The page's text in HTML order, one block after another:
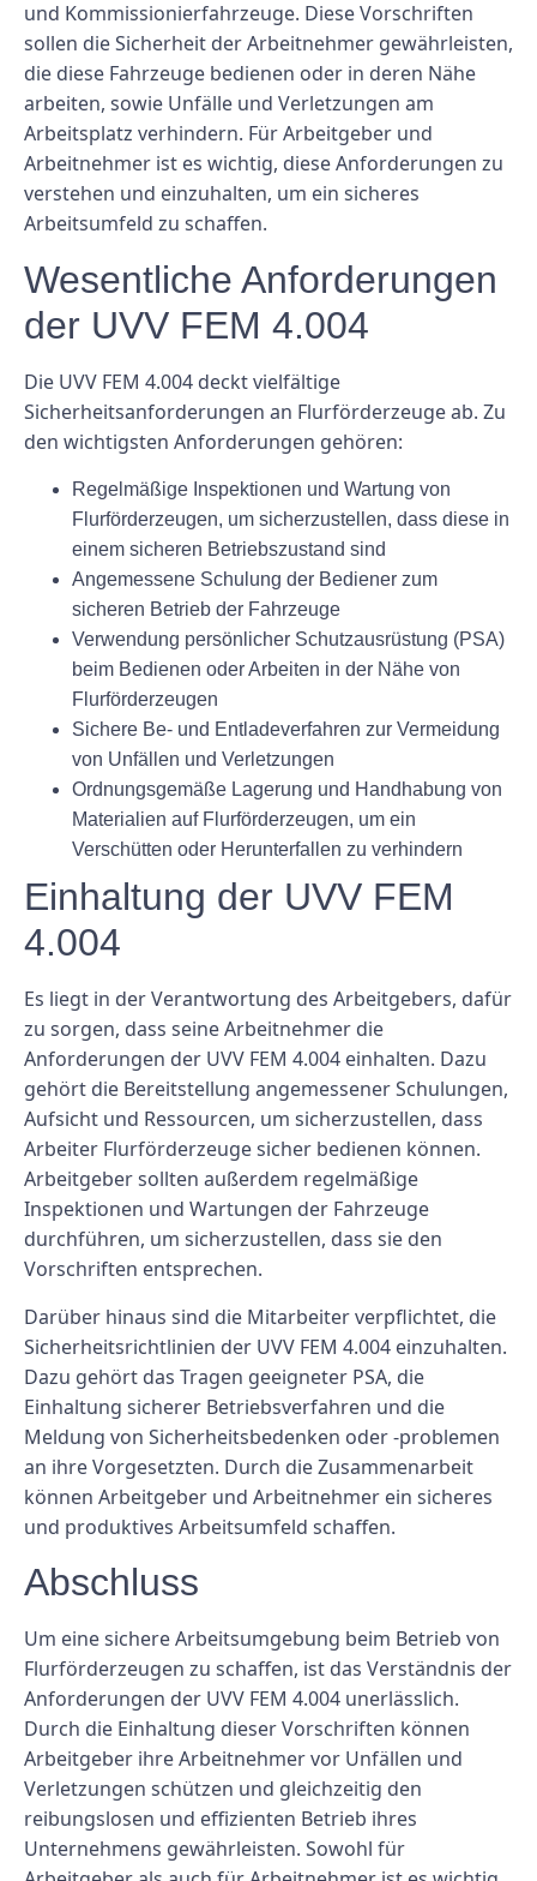
und Kommissionierfahrzeuge. Diese Vorschriften
sollen die Sicherheit der Arbeitnehmer gewährleisten,
die diese Fahrzeuge bedienen oder in deren Nähe
arbeiten, sowie Unfälle und Verletzungen am
Arbeitsplatz verhindern. Für Arbeitgeber und
Arbeitnehmer ist es wichtig, diese Anforderungen zu
verstehen und einzuhalten, um ein sicheres
Arbeitsumfeld zu schaffen.
Wesentliche Anforderungen
der UVV FEM 4.004
Die UVV FEM 4.004 deckt vielfältige
Sicherheitsanforderungen an Flurförderzeuge ab. Zu
den wichtigsten Anforderungen gehören:
Regelmäßige Inspektionen und Wartung von
Flurförderzeugen, um sicherzustellen, dass diese in
einem sicheren Betriebszustand sind
Angemessene Schulung der Bediener zum
sicheren Betrieb der Fahrzeuge
Verwendung persönlicher Schutzausrüstung (PSA)
beim Bedienen oder Arbeiten in der Nähe von
Flurförderzeugen
Sichere Be- und Entladeverfahren zur Vermeidung
von Unfällen und Verletzungen
Ordnungsgemäße Lagerung und Handhabung von
Materialien auf Flurförderzeugen, um ein
Verschütten oder Herunterfallen zu verhindern
Einhaltung der UVV FEM
4.004
Es liegt in der Verantwortung des Arbeitgebers, dafür
zu sorgen, dass seine Arbeitnehmer die
Anforderungen der UVV FEM 4.004 einhalten. Dazu
gehört die Bereitstellung angemessener Schulungen,
Aufsicht und Ressourcen, um sicherzustellen, dass
Arbeiter Flurförderzeuge sicher bedienen können.
Arbeitgeber sollten außerdem regelmäßige
Inspektionen und Wartungen der Fahrzeuge
durchführen, um sicherzustellen, dass sie den
Vorschriften entsprechen.
Darüber hinaus sind die Mitarbeiter verpflichtet, die
Sicherheitsrichtlinien der UVV FEM 4.004 einzuhalten.
Dazu gehört das Tragen geeigneter PSA, die
Einhaltung sicherer Betriebsverfahren und die
Meldung von Sicherheitsbedenken oder -problemen
an ihre Vorgesetzten. Durch die Zusammenarbeit
können Arbeitgeber und Arbeitnehmer ein sicheres
und produktives Arbeitsumfeld schaffen.
Abschluss
Um eine sichere Arbeitsumgebung beim Betrieb von
Flurförderzeugen zu schaffen, ist das Verständnis der
Anforderungen der UVV FEM 4.004 unerlässlich.
Durch die Einhaltung dieser Vorschriften können
Arbeitgeber ihre Arbeitnehmer vor Unfällen und
Verletzungen schützen und gleichzeitig den
reibungslosen und effizienten Betrieb ihres
Unternehmens gewährleisten. Sowohl für